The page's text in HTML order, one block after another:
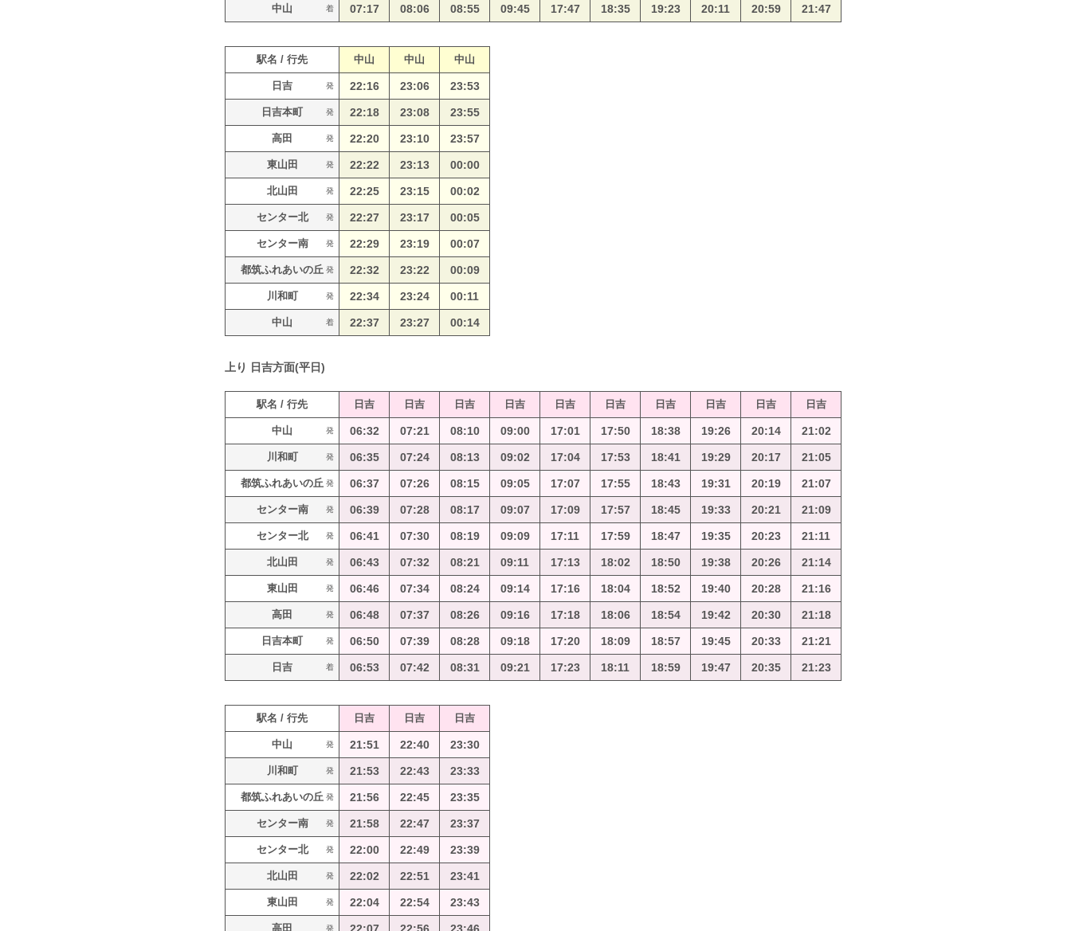
中山 着 07:17 08:06 08:55 09:45 17:47 18:35 19:23 20:11 20:59 21:47
駅名 / 行先 中山 中山 中山
日吉 発 22:16 23:06 23:53
日吉本町 発 22:18 23:08 23:55
高田 発 22:20 23:10 23:57
東山田 発 22:22 23:13 00:00
北山田 発 22:25 23:15 00:02
センター北 発 22:27 23:17 00:05
センター南 発 22:29 23:19 00:07
都筑ふれあいの丘 発 22:32 23:22 00:09
川和町 発 22:34 23:24 00:11
中山 着 22:37 23:27 00:14
上り 日吉方面(平日)
駅名 / 行先 日吉 日吉 日吉 日吉 日吉 日吉 日吉 日吉 日吉 日吉
中山 発 06:32 07:21 08:10 09:00 17:01 17:50 18:38 19:26 20:14 21:02
川和町 発 06:35 07:24 08:13 09:02 17:04 17:53 18:41 19:29 20:17 21:05
都筑ふれあいの丘 発 06:37 07:26 08:15 09:05 17:07 17:55 18:43 19:31 20:19 21:07
センター南 発 06:39 07:28 08:17 09:07 17:09 17:57 18:45 19:33 20:21 21:09
センター北 発 06:41 07:30 08:19 09:09 17:11 17:59 18:47 19:35 20:23 21:11
北山田 発 06:43 07:32 08:21 09:11 17:13 18:02 18:50 19:38 20:26 21:14
東山田 発 06:46 07:34 08:24 09:14 17:16 18:04 18:52 19:40 20:28 21:16
高田 発 06:48 07:37 08:26 09:16 17:18 18:06 18:54 19:42 20:30 21:18
日吉本町 発 06:50 07:39 08:28 09:18 17:20 18:09 18:57 19:45 20:33 21:21
日吉 着 06:53 07:42 08:31 09:21 17:23 18:11 18:59 19:47 20:35 21:23
駅名 / 行先 日吉 日吉 日吉
中山 発 21:51 22:40 23:30
川和町 発 21:53 22:43 23:33
都筑ふれあいの丘 発 21:56 22:45 23:35
センター南 発 21:58 22:47 23:37
センター北 発 22:00 22:49 23:39
北山田 発 22:02 22:51 23:41
東山田 発 22:04 22:54 23:43
高田 発